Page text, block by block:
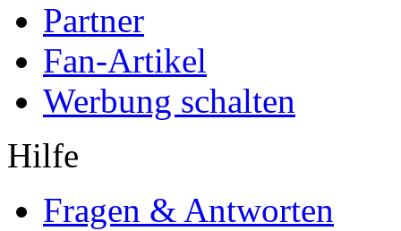
Partner
Fan-Artikel
Werbung schalten
Hilfe
Fragen & Antworten